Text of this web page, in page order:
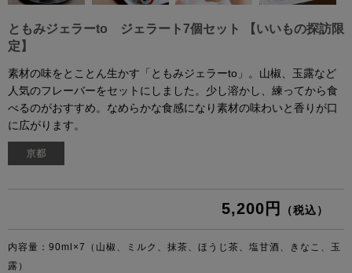
ともみジェラーto ジェラート7個セット 【いいもの探訪限
定】
素材の味をとことん生かす「ともみジェラーto」。山椒、玉露など
人気のフレーバーをセットにしました。少し溶かし、練ってから食
べるのがおすすめ。なめらかな食感になり素材の味わいと香りが口
に広がります。
5,200円 （税込）
内容量：90ml×7（山椒、ミルク、抹茶、ほうじ茶、塩甘酒、きなこ、玉
露）